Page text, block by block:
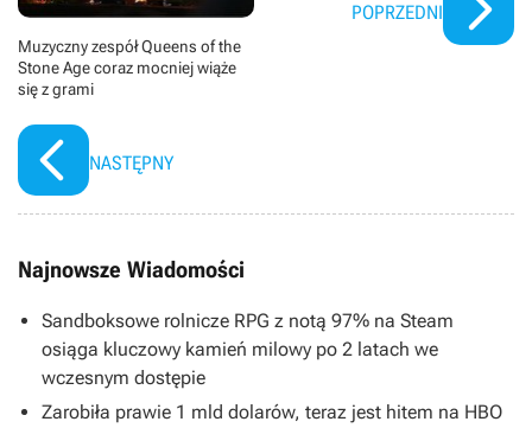
Muzyczny zespół Queens of the
Stone Age coraz mocniej wiąże
się z grami
NASTĘPNY
POPRZEDNI
Najnowsze Wiadomości
Sandboksowe rolnicze RPG z notą 97% na Steam
osiąga kluczowy kamień milowy po 2 latach we
wczesnym dostępie
Zarobiła prawie 1 mld dolarów, teraz jest hitem na HBO